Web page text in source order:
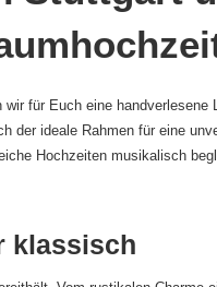
für Euch eine handverlesene
der ideale Rahmen für eine
Hochzeiten musikalisch
klassisch